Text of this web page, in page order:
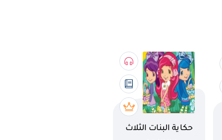
اسم الكتاب
حكاية البنات الثلاث